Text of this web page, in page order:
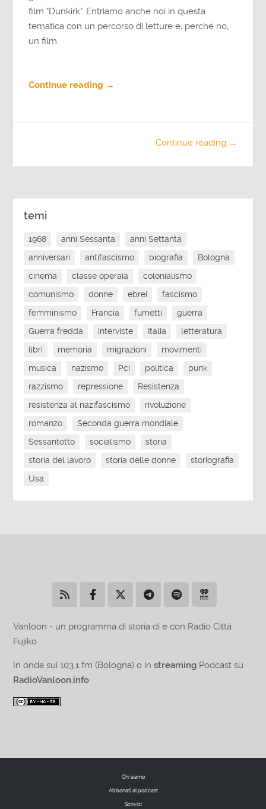
film "Dunkirk". Entriamo anche noi in questa
tematica con un percorso di letture e, perché no,
un film.
Continue reading →
Continue reading →
temi
1968 anni Sessanta
anni Settanta
anniversari
antifascismo biografia
Bologna
cinema
classe operaia
colonialismo
comunismo
donne ebrei
fascismo
femminismo
Francia fumetti
guerra
Guerra fredda
interviste Italia
letteratura
libri
memoria migrazioni
movimenti
musica
nazismo Pci politica
punk
razzismo
repressione
Resistenza
resistenza al nazifascismo
rivoluzione
romanzo
Seconda guerra mondiale
Sessantotto
socialismo
storia
storia del lavoro
storia delle donne
storiografia
Usa
Vanloon - un programma di storia di e con Radio Città
Fujiko
In onda sui 103.1 fm (Bologna) o instreaming Podcast su
RadioVanloon.info
Chi siamo
Abbonati al podcast
Scrivici